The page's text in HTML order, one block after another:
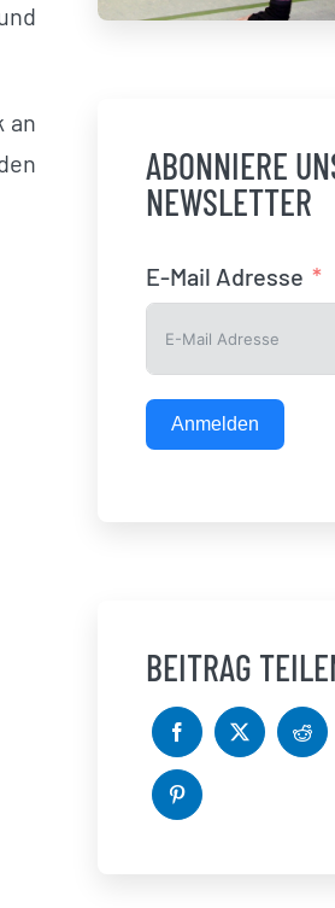
an
ABONNIERE
NEWSLETTER
E-Mail Adresse
Anmelden
BEITRAG